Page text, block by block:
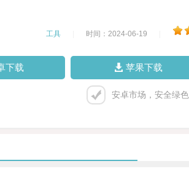
工具 时间：2024-06-19
下载 苹果下载
安卓市场，安全绿色